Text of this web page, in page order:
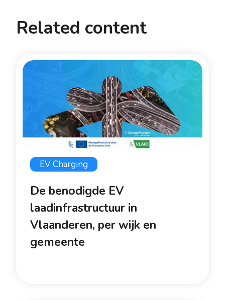
Related content
EV Charging
De benodigde EV
laadinfrastructuur in
Vlaanderen, per wijk en
gemeente